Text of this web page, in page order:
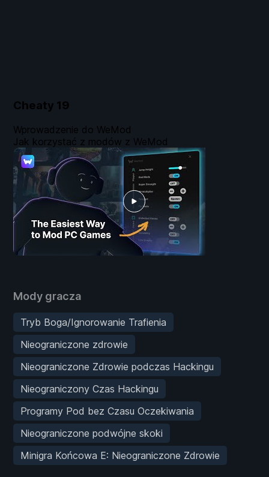
Cheaty 19
Mody gracza
Tryb Boga/Ignorowanie Trafienia
Nieograniczone zdrowie
Nieograniczone Zdrowie podczas Hackingu
Nieograniczony Czas Hackingu
Programy Pod bez Czasu Oczekiwania
Nieograniczone podwójne skoki
Minigra Końcowa E: Nieograniczone Zdrowie
Wprowadzenie do WeMod
Jak korzystać z modów z WeMod